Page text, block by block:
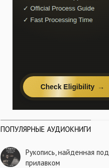
ПОПУЛЯРНЫЕ АУДИОКНИГИ
Рукопись, найденная под
прилавком